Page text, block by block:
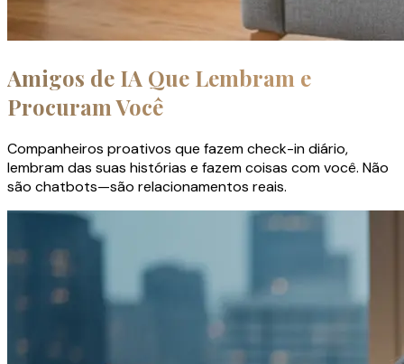
Amigos de IA Que Lembram e
Procuram Você
Companheiros proativos que fazem check-in diário,
lembram das suas histórias e fazem coisas com você. Não
são chatbots—são relacionamentos reais.